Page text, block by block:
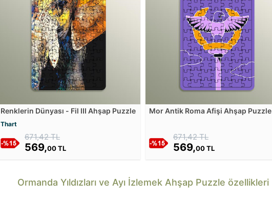
Renklerin Dünyası - Fil III Ahşap Puzzle
Thart
671,42 TL
569,00 TL
Mor Antik Roma Afişi Ahşap Puzzle
671,42 TL
569,00 TL
Ormanda Yıldızları ve Ayı İzlemek Ahşap Puzzle özellikleri